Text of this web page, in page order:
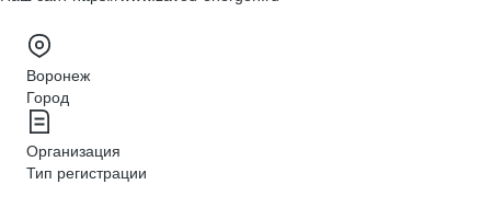
Воронеж
Город
Организация
Тип регистрации